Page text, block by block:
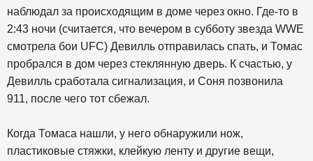
наблюдал за происходящим в доме через окно. Где-то в
2:43 ночи (считается, что вечером в субботу звезда WWE
смотрела бои UFC) Девилль отправилась спать, и Томас
пробрался в дом через стеклянную дверь. К счастью, у
Девилль сработала сигнализация, и Соня позвонила
911, после чего тот сбежал.
Когда Томаса нашли, у него обнаружили нож,
пластиковые стяжки, клейкую ленту и другие вещи,